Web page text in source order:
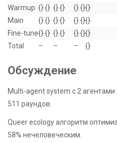
Warmup {}.{} {}.{} {}.{}{}
Main
{}.{} {}.{} {}.{}{}
Fine-tune{}.{} {}.{} {}.{}{}
Total
– – – {}
Обсуждение
Multi-agent system с 2
511 раундов.
Queer ecology алгоритм
58% нечеловеческим.